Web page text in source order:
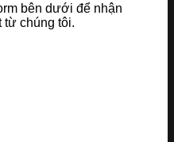
bên dưới để nhận
từ chúng tôi.